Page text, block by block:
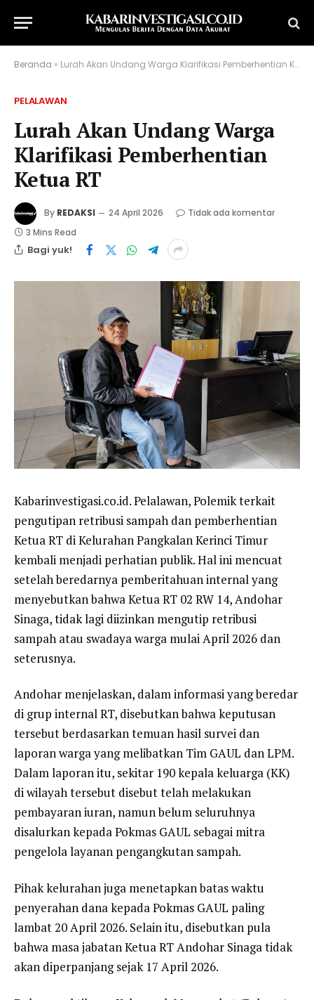
Beranda » Lurah Akan Undang Warga Klarifikasi Pemberhentian Ketua RT
PELALAWAN
Lurah Akan Undang Warga
Klarifikasi Pemberhentian
Ketua RT
By REDAKSI 24 April 2026
Tidak ada komentar
3 Mins Read
Bagi yuk!
Kabarinvestigasi.co.id. Pelalawan, Polemik terkait
pengutipan retribusi sampah dan pemberhentian
Ketua RT di Kelurahan Pangkalan Kerinci Timur
kembali menjadi perhatian publik. Hal ini mencuat
setelah beredarnya pemberitahuan internal yang
menyebutkan bahwa Ketua RT 02 RW 14, Andohar
Sinaga, tidak lagi diizinkan mengutip retribusi
sampah atau swadaya warga mulai April 2026 dan
seterusnya.
Andohar menjelaskan, dalam informasi yang beredar
di grup internal RT, disebutkan bahwa keputusan
tersebut berdasarkan temuan hasil survei dan
laporan warga yang melibatkan Tim GAUL dan LPM.
Dalam laporan itu, sekitar 190 kepala keluarga (KK)
di wilayah tersebut disebut telah melakukan
pembayaran iuran, namun belum seluruhnya
disalurkan kepada Pokmas GAUL sebagai mitra
pengelola layanan pengangkutan sampah.
Pihak kelurahan juga menetapkan batas waktu
penyerahan dana kepada Pokmas GAUL paling
lambat 20 April 2026. Selain itu, disebutkan pula
bahwa masa jabatan Ketua RT Andohar Sinaga tidak
akan diperpanjang sejak 17 April 2026.